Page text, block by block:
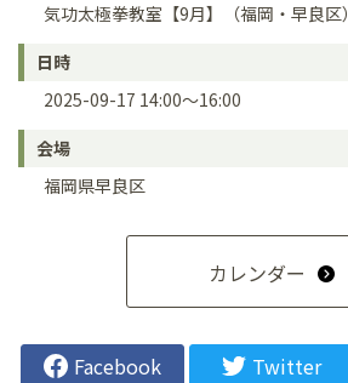
気功太極拳教室【9月】（福岡・早良区）
日時
2025-09-17 14:00～16:00
会場
福岡県早良区
カレンダー
Facebook Twitter